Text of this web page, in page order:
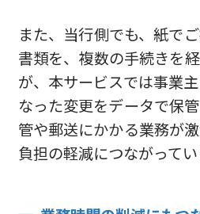
また、当行側でも、紙で
書類を、複数の手続きを
が、本サービスでは事業
なった変更をデータで保
管や郵送にかかる業務が
負担の軽減につながってい